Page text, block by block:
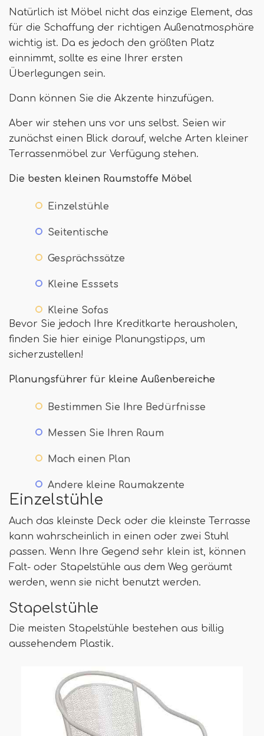
Natürlich ist Möbel nicht das einzige Element, das
für die Schaffung der richtigen Außenatmosphäre
wichtig ist. Da es jedoch den größten Platz
einnimmt, sollte es eine Ihrer ersten
Überlegungen sein.
Dann können Sie die Akzente hinzufügen.
Aber wir stehen uns vor uns selbst. Seien wir
zunächst einen Blick darauf, welche Arten kleiner
Terrassenmöbel zur Verfügung stehen.
Die besten kleinen Raumstoffe Möbel
Einzelstühle
Seitentische
Gesprächssätze
Kleine Esssets
Kleine Sofas
Bevor Sie jedoch Ihre Kreditkarte herausholen,
finden Sie hier einige Planungstipps, um
sicherzustellen!
Planungsführer für kleine Außenbereiche
Bestimmen Sie Ihre Bedürfnisse
Messen Sie Ihren Raum
Mach einen Plan
Andere kleine Raumakzente
Einzelstühle
Auch das kleinste Deck oder die kleinste Terrasse
kann wahrscheinlich in einen oder zwei Stuhl
passen. Wenn Ihre Gegend sehr klein ist, können
Falt- oder Stapelstühle aus dem Weg geräumt
werden, wenn sie nicht benutzt werden.
Stapelstühle
Die meisten Stapelstühle bestehen aus billig
aussehendem Plastik.